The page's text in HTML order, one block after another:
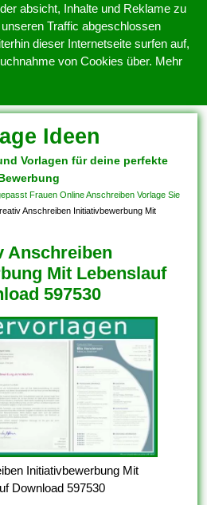
absicht, Inhalte und Reklame zu
Traffic abgeschlossen
dieser Internetseite surfen auf,
von Cookies über. Mehr
Ideen
Vorlagen für deine perfekte
Frauen Online Anschreiben Vorlage Sie
Anschreiben Initiativbewerbung Mit
Anschreiben
Mit Lebenslauf
597530
Initiativbewerbung Mit
Download 597530